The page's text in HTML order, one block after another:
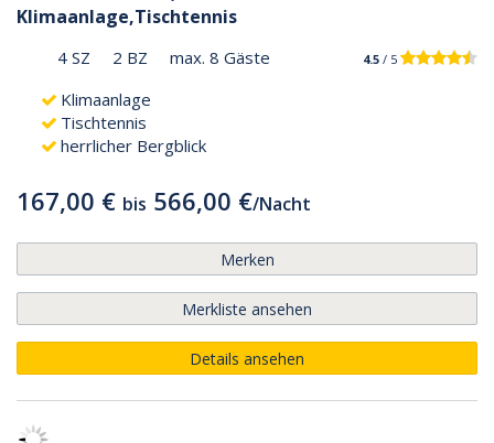
Klimaanlage,Tischtennis
4 SZ 2 BZ max. 8 Gäste 4.5 / 5
Klimaanlage
Tischtennis
herrlicher Bergblick
167,00 € bis 566,00 €/Nacht
Merken
Merkliste ansehen
Details ansehen